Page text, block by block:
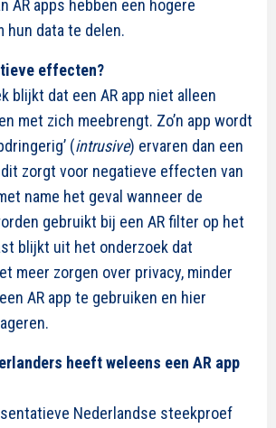
AR apps hebben een hogere
hun data te delen.
effecten?
blijkt dat een AR app niet alleen
met zich meebrengt. Zo’n app wordt
(intrusive) ervaren dan een
zorgt voor negatieve effecten van
name het geval wanneer de
gebruikt bij een AR filter op het
blijkt uit het onderzoek dat
meer zorgen over privacy, minder
AR app te gebruiken en hier
heeft weleens een AR app
Nederlandse steekproef